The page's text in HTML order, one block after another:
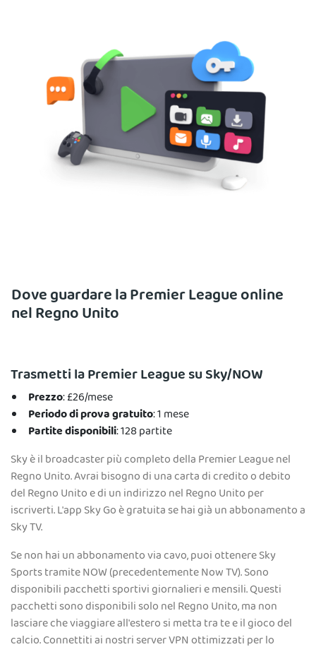
Dove guardare la Premier League online
nel Regno Unito
Trasmetti la Premier League su Sky/NOW
Prezzo: £26/mese
Periodo di prova gratuito: 1 mese
Partite disponibili: 128 partite
Sky è il broadcaster più completo della Premier League nel
Regno Unito. Avrai bisogno di una carta di credito o debito
del Regno Unito e di un indirizzo nel Regno Unito per
iscriverti. L'app Sky Go è gratuita se hai già un abbonamento a
Sky TV.
Se non hai un abbonamento via cavo, puoi ottenere Sky
Sports tramite NOW (precedentemente Now TV). Sono
disponibili pacchetti sportivi giornalieri e mensili. Questi
pacchetti sono disponibili solo nel Regno Unito, ma non
lasciare che viaggiare all'estero si metta tra te e il gioco del
calcio. Connettiti ai nostri server VPN ottimizzati per lo